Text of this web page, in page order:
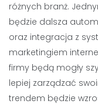
różnych branż.
będzie dalsza
oraz integracja z
marketingiem
firmy będą mogły
lepiej zarządzać
trendem będzie